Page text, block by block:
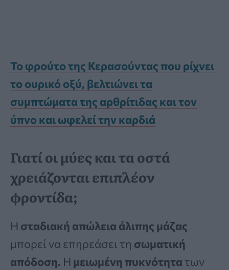
Το φρούτο της Κερασούντας που ρίχνει
το ουρικό οξύ, βελτιώνει τα
συμπτώματα της αρθρίτιδας και τον
ύπνο και ωφελεί την καρδιά
Γιατί οι μύες και τα οστά
χρειάζονται επιπλέον
φροντίδα;
Η σταδιακή απώλεια άλιπης μάζας
μπορεί να επηρεάσει τη σωματική
απόδοση. Η μειωμένη πυκνότητα των